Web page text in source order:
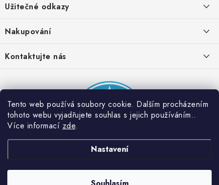
Tento web používá soubory cookie. Dalším procházením
tohoto webu vyjadřujete souhlas s jejich používáním..
Více informací zde.
Nastavení
p
a
Užitečné odkazy
Provizní systém
Partner stránek: Super plecháček
Nakupování
Podmínky akce 2 + 1 zdarma
Kontaktujte nás